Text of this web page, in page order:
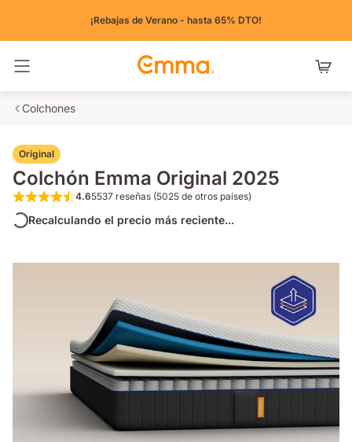
¡Rebajas de Verano - hasta 65% DTO!
Colchones
Original
Colchón Emma Original 2025
4.6 de 5 estrellas 5537 reseñas (5025 de
4.65537 reseñas (5025 de otros países)
Recalculando el precio más reciente...